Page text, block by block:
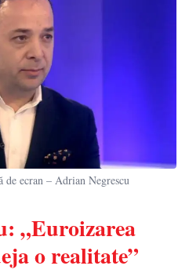
ecran – Adrian Negrescu
„Euroizarea
o realitate”